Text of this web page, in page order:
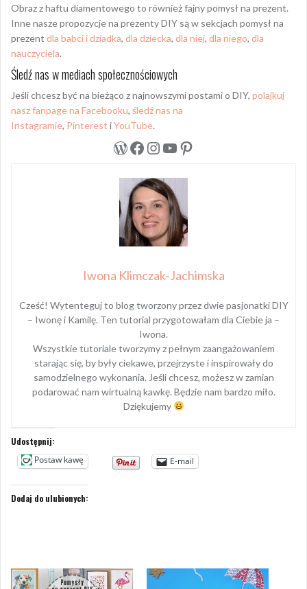
Obraz z haftu diamentowego to również fajny pomysł na prezent.
Inne nasze propozycje na prezenty DIY są w sekcjach pomysł na
prezent dla babci i dziadka, dla dziecka, dla niej, dla niego, dla
nauczyciela.
Śledź nas w mediach społecznościowych
Jeśli chcesz być na bieżąco z najnowszymi postami o DIY, polajkuj
nasz fanpage na Facebooku, śledź nas na
Instagramie, Pinterest iYouTube.
WordPress
Facebook
Instagram
YouTube
Pinterest
Iwona Klimczak-Jachimska
Cześć! Wytenteguj to blog tworzony przez dwie pasjonatki DIY
– Iwonę i Kamilę. Ten tutorial przygotowałam dla Ciebie ja –
Iwona.
Wszystkie tutoriale tworzymy z pełnym zaangażowaniem
starając się, by były ciekawe, przejrzyste i inspirowały do
samodzielnego wykonania. Jeśli chcesz, możesz w zamian
podarować nam wirtualną kawkę. Będzie nam bardzo miło.
Dziękujemy
Udostępnij:
Postaw kawę
E-mail
Dodaj do ulubionych: